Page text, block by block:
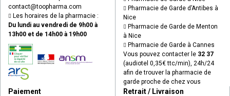
contact@toopharma.com
Les horaires de la pharmacie :
Du lundi au vendredi de 9h00 à
13h00 et de 14h00 à 19h00
Pharmacie de Garde d’Antibes à
Nice
Pharmacie de Garde de Menton
à Nice
Pharmacie de Garde à Cannes
Vous pouvez contacter le 32 37
(audiotel 0,35€ ttc/min), 24h/24
afin de trouver la pharmacie de
garde proche de chez vous
Paiement Retrait / Livraison